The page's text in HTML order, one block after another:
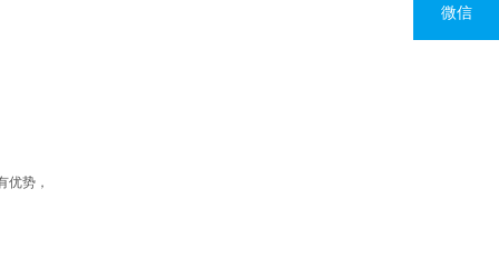
优势，
微信